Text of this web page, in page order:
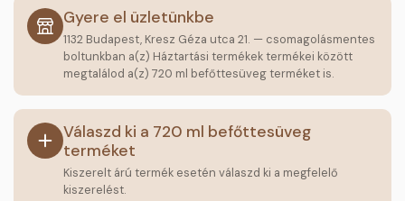
Gyere el üzletünkbe
1132 Budapest, Kresz Géza utca 21. — csomagolásmentes
boltunkban a(z) Háztartási termékek termékei között
megtalálod a(z) 720 ml befőttesüveg terméket is.
Válaszd ki a 720 ml befőttesüveg
terméket
Kiszerelt árú termék esetén válaszd ki a megfelelő
kiszerelést.